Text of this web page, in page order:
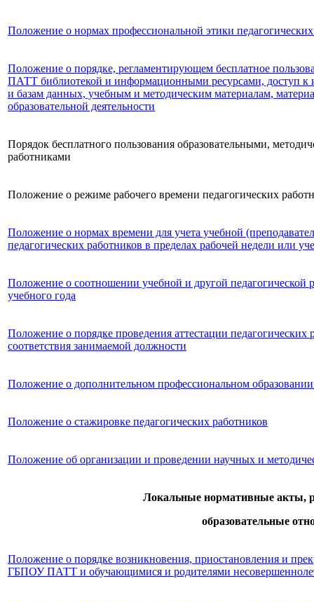
Положение о нормах профессиональной этики
Положение о порядке, регламентирующем бесплатное
ПАТТ библиотекой и информационными ресурсами, доступ
и базам данных, учебным и методическим материалам,
образовательной деятельности
Порядок бесплатного пользования образовательными,
работниками
Положение о режиме рабочего времени педагогических
Положение о нормах времени для учета учебной
педагогических работников в пределах рабочей недели или
Положение о соотношении учебной и другой педагогической
учебного года
Положение о порядке проведения аттестации
соответствия занимаемой должности
Положение о дополнительном профессиональном
Положение о стажировке педагогических работников
Положение об организации и проведении научных и
Локальные нормативные акты,
образовательные
Положение о порядке возникновения, приостановления и
ГБПОУ ПАТТ и обучающимися и родителями